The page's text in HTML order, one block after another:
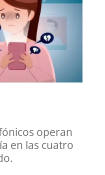
operan
en las cuatro